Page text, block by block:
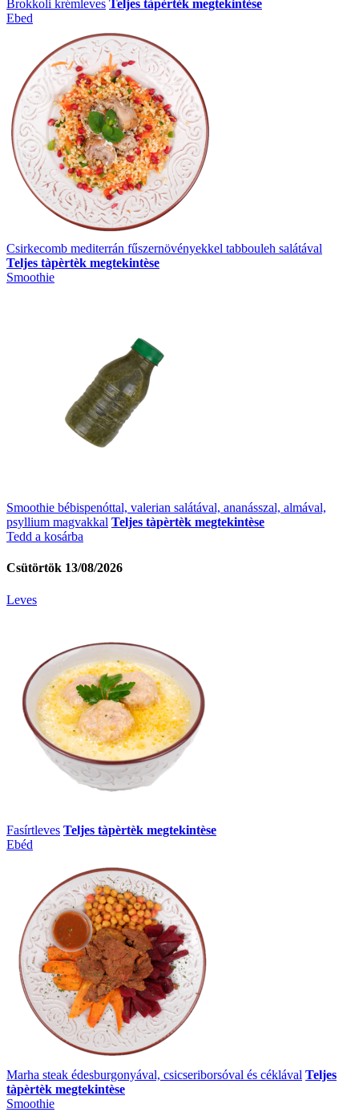
Brokkoli krémleves Teljes tàpèrtèk megtekintèse
Ebed
Csirkecomb mediterrán fűszernövényekkel tabbouleh salátával
Teljes tàpèrtèk megtekintèse
Smoothie
Smoothie bébispenóttal, valerian salátával, ananásszal, almával,
psyllium magvakkal Teljes tàpèrtèk megtekintèse
Tedd a kosárba
Csütörtök 13/08/2026
Leves
Fasírtleves Teljes tàpèrtèk megtekintèse
Ebéd
Marha steak édesburgonyával, csicseriborsóval és céklával Teljes
tàpèrtèk megtekintèse
Smoothie